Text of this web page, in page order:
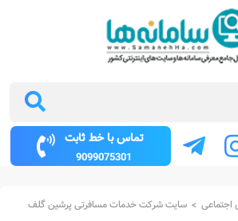
تماس با خط ثابت
9099075301
اجتماعی > سایت شرکت خدمات مسافرتی پرشین گلف